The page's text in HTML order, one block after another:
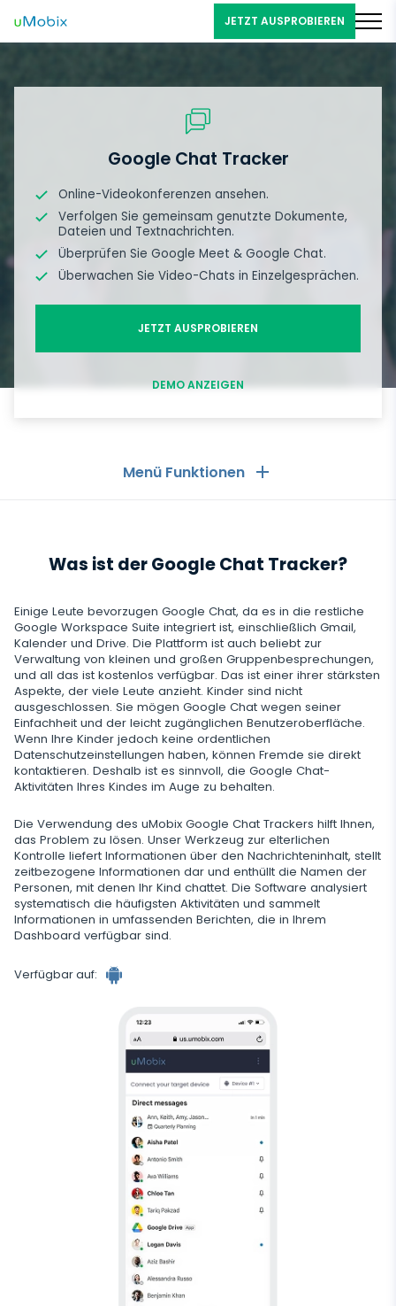
JETZT AUSPROBIEREN
Google Chat Tracker
Online-Videokonferenzen ansehen.
Verfolgen Sie gemeinsam genutzte Dokumente,
Dateien und Textnachrichten.
Überprüfen Sie Google Meet & Google Chat.
Überwachen Sie Video-Chats in Einzelgesprächen.
JETZT AUSPROBIEREN
DEMO ANZEIGEN
Menü Funktionen
Anruflisten
Text Message Tracker
GPS-Standorte
Keylogger
Einstellungen für die Fernsteuerung
Automatisches Update
Onlinestatus für soziale Medien
SIM-Kartenwechsel
Geofinder
Installation mit einem Klick
Liste der installierten Anwendungen
Benachrichtigungen
Geräteinformation
Spy-App-Detector
Messaging-Anwendungen
Messaging-Anwendungen
Whatsapp
Facebook Messenger
Zoom
Viber
Telegram
Wechat
Skype
Kik
Line
Signal Messenger
Google Chat Tracker
Soziale Medien
Soziale Medien
Facebook
Instagram
Snapchat
YouTube
Reddit
Tinder
Medien
Foto- und Video-Tracker
Internet
Aufzeichnung der Browsernutzung
Browser-Lesezeichen
Mailbox-Scanner
Streaming
Videostream
Audiostream
Gelöschte Information
Gelöschte Nachrichten Wiederherstellen
Anrufliste Wiederherstellen
Gelöschte Kontakte Wiederherstellen
Umbenannte Kontakte
Steuerung
Unerwünschte Apps Löschen
Webseiten Sperren
Anrufe Blockieren
Zusätzliche App für Eltern
Datenspeicherung regulieren
SCHLIESSEN
Was ist der Google Chat Tracker?
Einige Leute bevorzugen Google Chat, da es in die restliche
Google Workspace Suite integriert ist, einschließlich Gmail,
Kalender und Drive. Die Plattform ist auch beliebt zur
Verwaltung von kleinen und großen Gruppenbesprechungen,
und all das ist kostenlos verfügbar. Das ist einer ihrer stärksten
Aspekte, der viele Leute anzieht. Kinder sind nicht
ausgeschlossen. Sie mögen Google Chat wegen seiner
Einfachheit und der leicht zugänglichen Benutzeroberfläche.
Wenn Ihre Kinder jedoch keine ordentlichen
Datenschutzeinstellungen haben, können Fremde sie direkt
kontaktieren. Deshalb ist es sinnvoll, die Google Chat-
Aktivitäten Ihres Kindes im Auge zu behalten.
Die Verwendung des uMobix Google Chat Trackers hilft Ihnen,
das Problem zu lösen. Unser Werkzeug zur elterlichen
Kontrolle liefert Informationen über den Nachrichteninhalt, stellt
zeitbezogene Informationen dar und enthüllt die Namen der
Personen, mit denen Ihr Kind chattet. Die Software analysiert
systematisch die häufigsten Aktivitäten und sammelt
Informationen in umfassenden Berichten, die in Ihrem
Dashboard verfügbar sind.
Verfügbar auf: